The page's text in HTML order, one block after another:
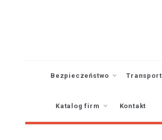
Bezpieczeństwo Transport
Katalog firm Kontakt